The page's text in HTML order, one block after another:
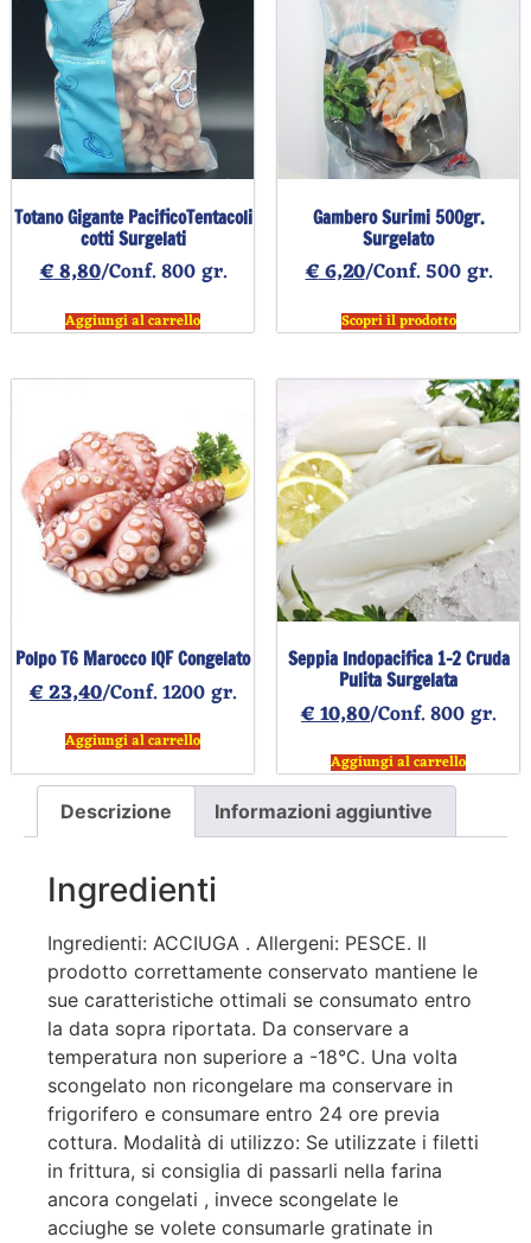
Totano Gigante PacificoTentacoli
cotti Surgelati
€8,80/Conf. 800 gr.
Aggiungi al carrello
Gambero Surimi 500gr.
Surgelato
€6,20/Conf. 500 gr.
Scopri il prodotto
Polpo T6 Marocco IQF Congelato
€23,40/Conf. 1200 gr.
Aggiungi al carrello
Seppia Indopacifica 1-2 Cruda
Pulita Surgelata
€10,80/Conf. 800 gr.
Aggiungi al carrello
Descrizione Informazioni aggiuntive
Ingredienti
Ingredienti: ACCIUGA . Allergeni: PESCE. Il
prodotto correttamente conservato mantiene le
sue caratteristiche ottimali se consumato entro
la data sopra riportata. Da conservare a
temperatura non superiore a -18°C. Una volta
scongelato non ricongelare ma conservare in
frigorifero e consumare entro 24 ore previa
cottura. Modalità di utilizzo: Se utilizzate i filetti
in frittura, si consiglia di passarli nella farina
ancora congelati , invece scongelate le
acciughe se volete consumarle gratinate in